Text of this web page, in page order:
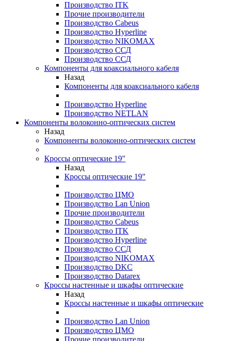
Производство ITK
Прочие производители
Производство Cabeus
Производство Hyperline
Производство NIKOMAX
Производство ССД
Производство ССД
Компоненты для коаксиального кабеля
Назад
Компоненты для коаксиального кабеля
Производство Hyperline
Производство NETLAN
Компоненты волоконно-оптических систем
Назад
Компоненты волоконно-оптических систем
Кроссы оптические 19"
Назад
Кроссы оптические 19"
Производство ЦМО
Производство Lan Union
Прочие производители
Производство Cabeus
Производство ITK
Производство Hyperline
Производство ССД
Производство NIKOMAX
Производство DKC
Производство Datarex
Кроссы настенные и шкафы оптические
Назад
Кроссы настенные и шкафы оптические
Производство Lan Union
Производство ЦМО
Прочие производители